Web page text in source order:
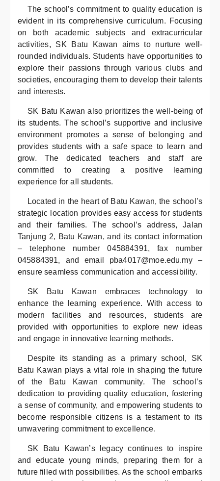
The school’s commitment to quality education is
evident in its comprehensive curriculum. Focusing
on both academic subjects and extracurricular
activities, SK Batu Kawan aims to nurture well-
rounded individuals. Students have opportunities to
explore their passions through various clubs and
societies, encouraging them to develop their talents
and interests.
SK Batu Kawan also prioritizes the well-being of
its students. The school’s supportive and inclusive
environment promotes a sense of belonging and
provides students with a safe space to learn and
grow. The dedicated teachers and staff are
committed to creating a positive learning
experience for all students.
Located in the heart of Batu Kawan, the school’s
strategic location provides easy access for students
and their families. The school’s address, Jalan
Tanjung 2, Batu Kawan, and its contact information
– telephone number 045884391, fax number
045884391, and email pba4017@moe.edu.my –
ensure seamless communication and accessibility.
SK Batu Kawan embraces technology to
enhance the learning experience. With access to
modern facilities and resources, students are
provided with opportunities to explore new ideas
and engage in innovative learning methods.
Despite its standing as a primary school, SK
Batu Kawan plays a vital role in shaping the future
of the Batu Kawan community. The school’s
dedication to providing quality education, fostering
a sense of community, and empowering students to
become responsible citizens is a testament to its
unwavering commitment to excellence.
SK Batu Kawan’s legacy continues to inspire
and educate young minds, preparing them for a
future filled with possibilities. As the school embarks